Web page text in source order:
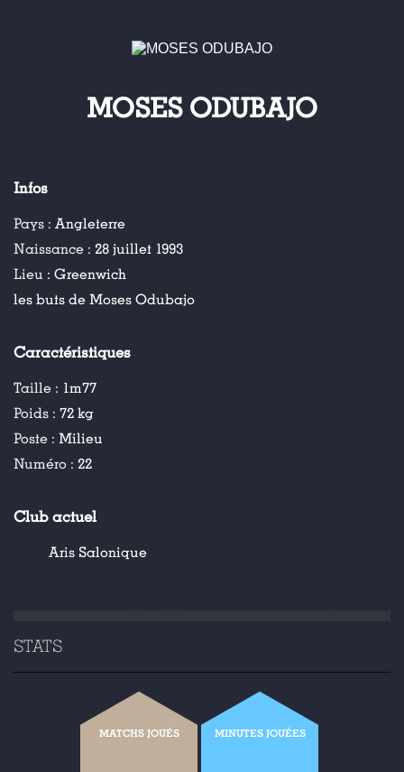
MOSES ODUBAJO
Infos
Pays : Angleterre
Naissance : 28 juillet 1993
Lieu : Greenwich
les buts de Moses Odubajo
Caractéristiques
Taille : 1m77
Poids : 72 kg
Poste : Milieu
Numéro : 22
Club actuel
Aris Salonique
STATS
MATCHS JOUÉS MINUTES JOUÉES